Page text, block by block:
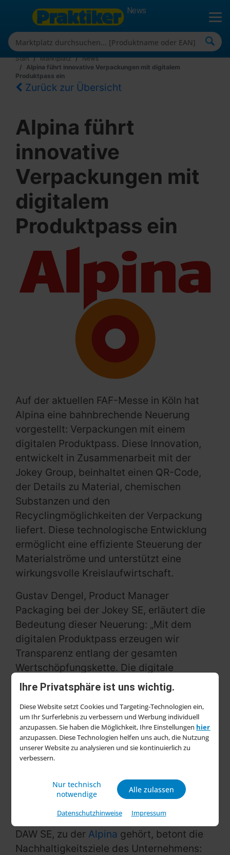
Ihre Privatsphäre ist uns wichtig.
Diese Website setzt Cookies und Targeting-Technologien ein,
um Ihr Surferlebnis zu verbessern und Werbung individuell
anzupassen. Sie haben die Möglichkeit, Ihre Einstellungen hier
anzupassen. Diese Technologien helfen uns auch, die Nutzung
unserer Website zu analysieren und sie kontinuierlich zu
verbessern.
Nur technisch
notwendige
Alle zulassen
Datenschutzhinweise Impressum
News
Start Marktplatz
News
Alpina führt innovative Verpackungen mit digitalem
Produktpass ein
Zurück zur Übersicht
Alpina führt
innovative
Verpackungen mit
digitalem
Produktpass ein
Auf der aktuellen FAF-Messe in Köln hat
Alpina eine bahnbrechende Neuerung
vorgestellt: Verpackungen mit einem
digitalen Produktpass. Diese Innovation,
entwickelt in Zusammenarbeit mit der
Jokey Group, beinhaltet einen QR-Code,
der Details zu Material, chemischen
Substanzen und den
Recyclingmöglichkeiten der Verpackung
liefert. Diese technologische Entwicklung
ermöglicht eine effiziente Steuerung der
Materialströme und unterstützt eine
wirkungsvolle Kreislaufwirtschaft.
Gustav Dengel, Product Manager
Packaging bei der Jokey SE, erläutert die
Bedeutung dieser Neuerung: „Mit dem
digitalen Produktpass erzeugen wir
Transparenz entlang der gesamten
Wertschöpfungskette. Die digitale
Dokumentation aller relevanten
Informationen zur Verpackung macht es
möglich, eine funktionierende
Kreislaufwirtschaft vonKunststoffenzu
schaffen.“ Als einer der Pioniere in der
Herstellung von Kunststoffverpackungen
das es ermöglicht, Verpackungen weltweit
zurückzuverfolgen.
Dorothee Kreis, Head of Packaging bei der
DAW SE, zu der Alpina gehört, betont die
Nachhaltigkeitsziele des Unternehmens: